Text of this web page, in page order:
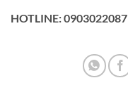
HOTLINE: 0903022087